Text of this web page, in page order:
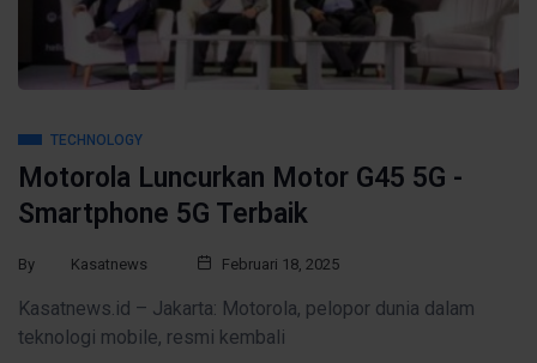
TECHNOLOGY
Motorola Luncurkan Motor G45 5G -
Smartphone 5G Terbaik
Kasatnews.id – Jakarta: Motorola, pelopor dunia dalam
teknologi mobile, resmi kembali
By Kasatnews Februari 18, 2025